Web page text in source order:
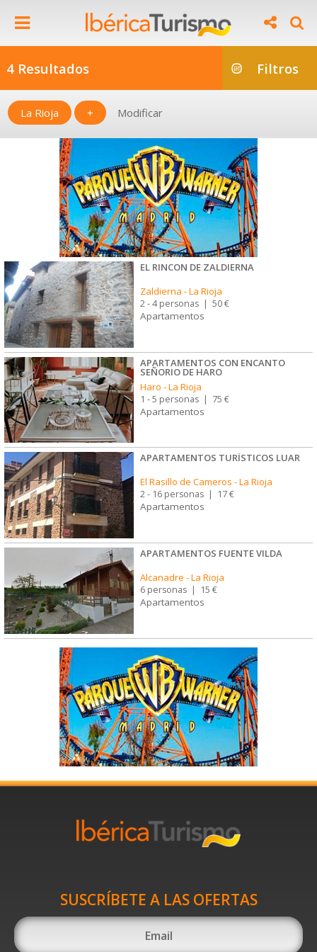
4 Resultados Filtros
La Rioja + Modificar
EL RINCON DE ZALDIERNA
Zaldierna -La Rioja
2 - 4 personas | 50 €
Apartamentos
APARTAMENTOS CON ENCANTO
SEÑORIO DE HARO
Haro -La Rioja
1 - 5 personas | 75 €
Apartamentos
APARTAMENTOS TURÍSTICOS LUAR
El Rasillo de Cameros -La Rioja
2 - 16 personas 17 €
Apartamentos
APARTAMENTOS FUENTE VILDA
Alcanadre -La Rioja
6 personas | 15 €
Apartamentos
SUSCRÍBETE A LAS OFERTAS